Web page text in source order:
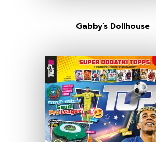
Gabby’s Dollhouse